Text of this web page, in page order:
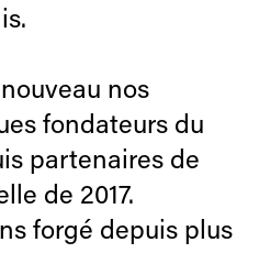
nos
fondateurs du
partenaires de
de 2017.
forgé depuis plus